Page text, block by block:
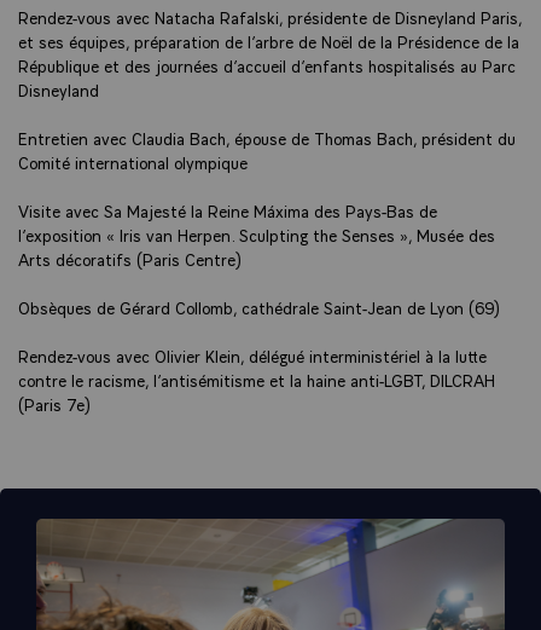
Rendez-vous avec Natacha Rafalski, présidente de Disneyland Paris,
et ses équipes, préparation de l’arbre de Noël de la Présidence de la
République et des journées d’accueil d’enfants hospitalisés au Parc
Disneyland
Entretien avec Claudia Bach, épouse de Thomas Bach, président du
Comité international olympique
Visite avec Sa Majesté la Reine Máxima des Pays-Bas de
l’exposition « Iris van Herpen. Sculpting the Senses », Musée des
Arts décoratifs (Paris Centre)
Obsèques de Gérard Collomb, cathédrale Saint-Jean de Lyon (69)
Rendez-vous avec Olivier Klein, délégué interministériel à la lutte
contre le racisme, l’antisémitisme et la haine anti-LGBT, DILCRAH
(Paris 7e)